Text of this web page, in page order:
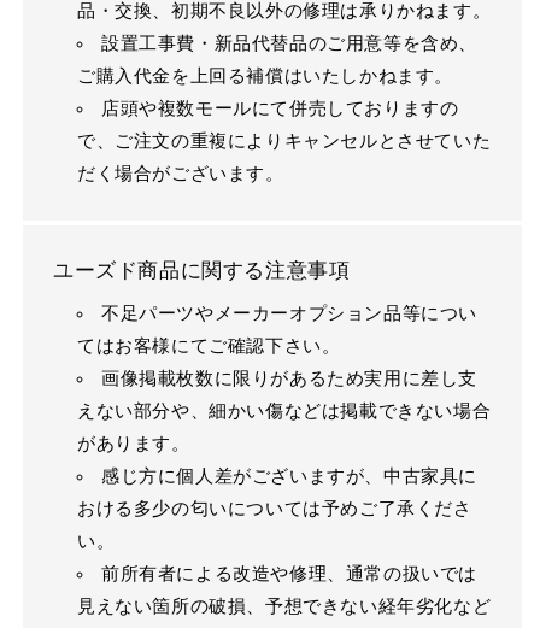
品・交換、初期不良以外の修理は承りかねます。
設置工事費・新品代替品のご用意等を含め、
ご購入代金を上回る補償はいたしかねます。
店頭や複数モールにて併売しておりますの
で、ご注文の重複によりキャンセルとさせていた
だく場合がございます。
ユーズド商品に関する注意事項
不足パーツやメーカーオプション品等につい
てはお客様にてご確認下さい。
画像掲載枚数に限りがあるため実用に差し支
えない部分や、細かい傷などは掲載できない場合
があります。
感じ方に個人差がございますが、中古家具に
おける多少の匂いについては予めご了承くださ
い。
前所有者による改造や修理、通常の扱いでは
見えない箇所の破損、予想できない経年劣化など